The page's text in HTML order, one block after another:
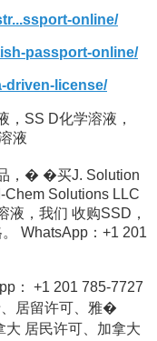
online/
passport-online/
driven-license/
，SS D化学溶液，
液
，� �买J. Solution
Solutions LLC
液，我们 收购SSD，
WhatsApp：+1 201
： +1 201 785-7727
居留许可、雅�
居民许可、加拿大